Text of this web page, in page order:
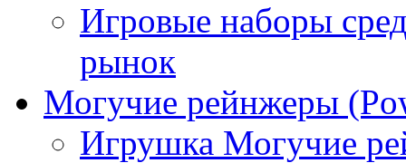
Игровые наборы
рынок
Могучие рейнжеры
Игрушка Могучие